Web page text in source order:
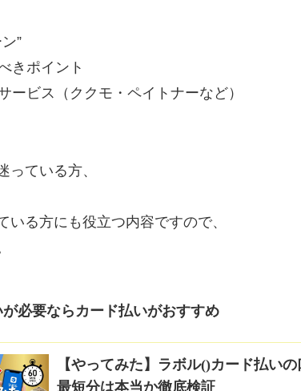
”
きポイント
ービス（ククモ・ペイトナーなど）
っている方、
いる方にも役立つ内容ですので、
必要ならカード払いがおすすめ
【やってみた】ラボル(labol)カード払い
最短60分は本当か徹底検証